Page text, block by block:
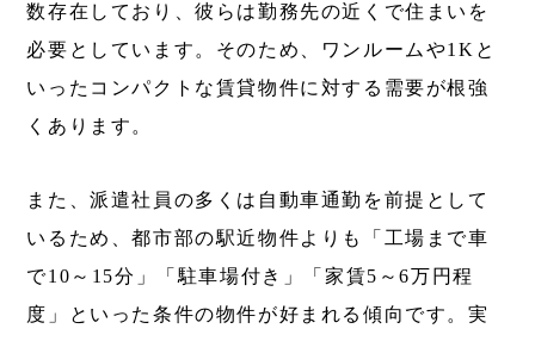
数存在しており、彼らは勤務先の近くで住まいを
必要としています。そのため、ワンルームや1Kと
いったコンパクトな賃貸物件に対する需要が根強
くあります。
また、派遣社員の多くは自動車通勤を前提として
いるため、都市部の駅近物件よりも「工場まで車
で10～15分」「駐車場付き」「家賃5～6万円程
度」といった条件の物件が好まれる傾向です。実